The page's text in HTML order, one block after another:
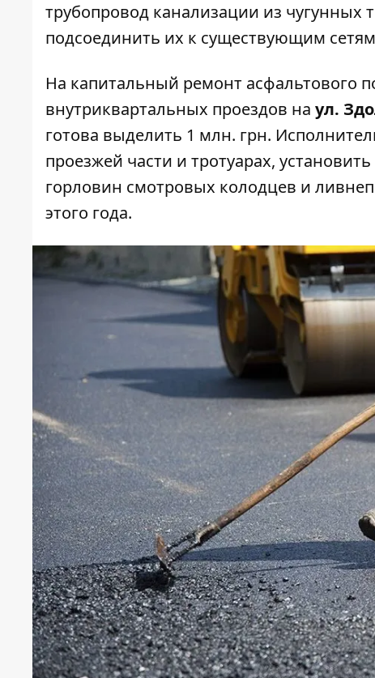
трубопровод канализации из
подсоединить их к существующим сетям
На капитальный ремонт асфальтового
внутриквартальных проездов на ул.
готова выделить 1 млн. грн.
проезжей части и тротуарах,
горловин смотровых колодцев и
этого года.